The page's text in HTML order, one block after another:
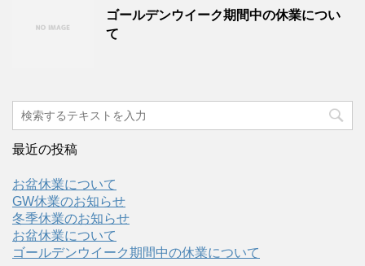
ゴールデンウイーク期間中の休業につい
て
最近の投稿
お盆休業について
GW休業のお知らせ
冬季休業のお知らせ
お盆休業について
ゴールデンウイーク期間中の休業について